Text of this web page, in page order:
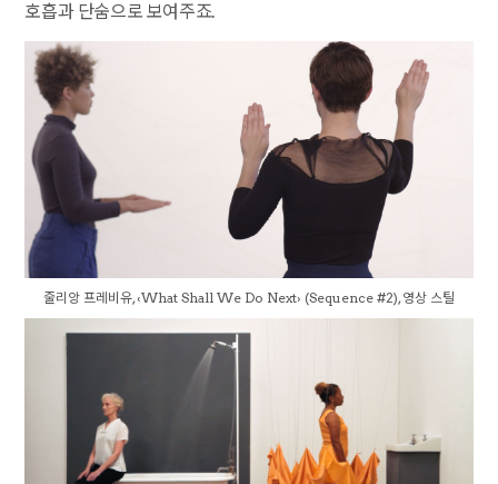
호흡과 단숨으로 보여주죠.
줄리앙 프레비유, ‹What Shall We Do Next› (Sequence #2), 영상 스틸